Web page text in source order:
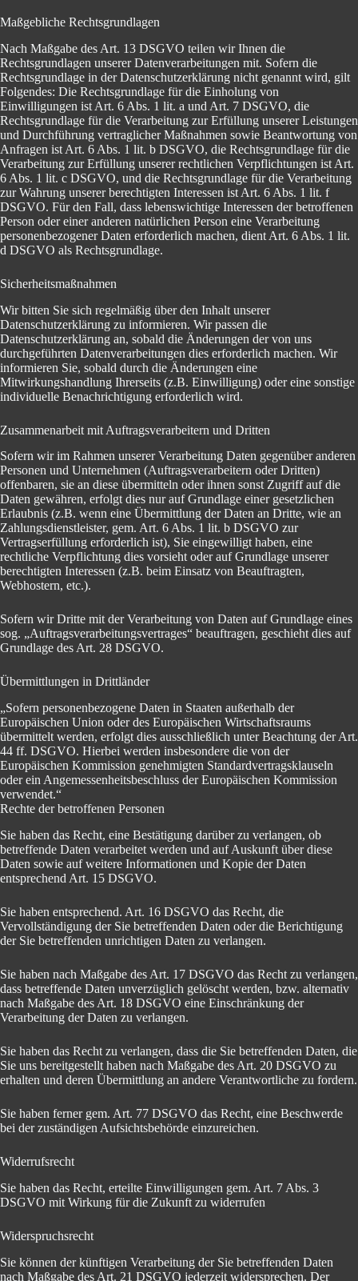
Maßgebliche Rechtsgrundlagen
Nach Maßgabe des Art. 13 DSGVO teilen wir Ihnen die
Rechtsgrundlagen unserer Datenverarbeitungen mit. Sofern die
Rechtsgrundlage in der Datenschutzerklärung nicht genannt wird, gilt
Folgendes: Die Rechtsgrundlage für die Einholung von
Einwilligungen ist Art. 6 Abs. 1 lit. a und Art. 7 DSGVO, die
Rechtsgrundlage für die Verarbeitung zur Erfüllung unserer Leistungen
und Durchführung vertraglicher Maßnahmen sowie Beantwortung von
Anfragen ist Art. 6 Abs. 1 lit. b DSGVO, die Rechtsgrundlage für die
Verarbeitung zur Erfüllung unserer rechtlichen Verpflichtungen ist Art.
6 Abs. 1 lit. c DSGVO, und die Rechtsgrundlage für die Verarbeitung
zur Wahrung unserer berechtigten Interessen ist Art. 6 Abs. 1 lit. f
DSGVO. Für den Fall, dass lebenswichtige Interessen der betroffenen
Person oder einer anderen natürlichen Person eine Verarbeitung
personenbezogener Daten erforderlich machen, dient Art. 6 Abs. 1 lit.
d DSGVO als Rechtsgrundlage.
Sicherheitsmaßnahmen
Wir bitten Sie sich regelmäßig über den Inhalt unserer
Datenschutzerklärung zu informieren. Wir passen die
Datenschutzerklärung an, sobald die Änderungen der von uns
durchgeführten Datenverarbeitungen dies erforderlich machen. Wir
informieren Sie, sobald durch die Änderungen eine
Mitwirkungshandlung Ihrerseits (z.B. Einwilligung) oder eine sonstige
individuelle Benachrichtigung erforderlich wird.
Zusammenarbeit mit Auftragsverarbeitern und Dritten
Sofern wir im Rahmen unserer Verarbeitung Daten gegenüber anderen
Personen und Unternehmen (Auftragsverarbeitern oder Dritten)
offenbaren, sie an diese übermitteln oder ihnen sonst Zugriff auf die
Daten gewähren, erfolgt dies nur auf Grundlage einer gesetzlichen
Erlaubnis (z.B. wenn eine Übermittlung der Daten an Dritte, wie an
Zahlungsdienstleister, gem. Art. 6 Abs. 1 lit. b DSGVO zur
Vertragserfüllung erforderlich ist), Sie eingewilligt haben, eine
rechtliche Verpflichtung dies vorsieht oder auf Grundlage unserer
berechtigten Interessen (z.B. beim Einsatz von Beauftragten,
Webhostern, etc.).
Sofern wir Dritte mit der Verarbeitung von Daten auf Grundlage eines
sog. „Auftragsverarbeitungsvertrages“ beauftragen, geschieht dies auf
Grundlage des Art. 28 DSGVO.
Übermittlungen in Drittländer
„Sofern personenbezogene Daten in Staaten außerhalb der
Europäischen Union oder des Europäischen Wirtschaftsraums
übermittelt werden, erfolgt dies ausschließlich unter Beachtung der Art.
44 ff. DSGVO. Hierbei werden insbesondere die von der
Europäischen Kommission genehmigten Standardvertragsklauseln
oder ein Angemessenheitsbeschluss der Europäischen Kommission
verwendet.“
Rechte der betroffenen Personen
Sie haben das Recht, eine Bestätigung darüber zu verlangen, ob
betreffende Daten verarbeitet werden und auf Auskunft über diese
Daten sowie auf weitere Informationen und Kopie der Daten
entsprechend Art. 15 DSGVO.
Sie haben entsprechend. Art. 16 DSGVO das Recht, die
Vervollständigung der Sie betreffenden Daten oder die Berichtigung
der Sie betreffenden unrichtigen Daten zu verlangen.
Sie haben nach Maßgabe des Art. 17 DSGVO das Recht zu verlangen,
dass betreffende Daten unverzüglich gelöscht werden, bzw. alternativ
nach Maßgabe des Art. 18 DSGVO eine Einschränkung der
Verarbeitung der Daten zu verlangen.
Sie haben das Recht zu verlangen, dass die Sie betreffenden Daten, die
Sie uns bereitgestellt haben nach Maßgabe des Art. 20 DSGVO zu
erhalten und deren Übermittlung an andere Verantwortliche zu fordern.
Sie haben ferner gem. Art. 77 DSGVO das Recht, eine Beschwerde
bei der zuständigen Aufsichtsbehörde einzureichen.
Widerrufsrecht
Sie haben das Recht, erteilte Einwilligungen gem. Art. 7 Abs. 3
DSGVO mit Wirkung für die Zukunft zu widerrufen
Widerspruchsrecht
Sie können der künftigen Verarbeitung der Sie betreffenden Daten
nach Maßgabe des Art. 21 DSGVO jederzeit widersprechen. Der